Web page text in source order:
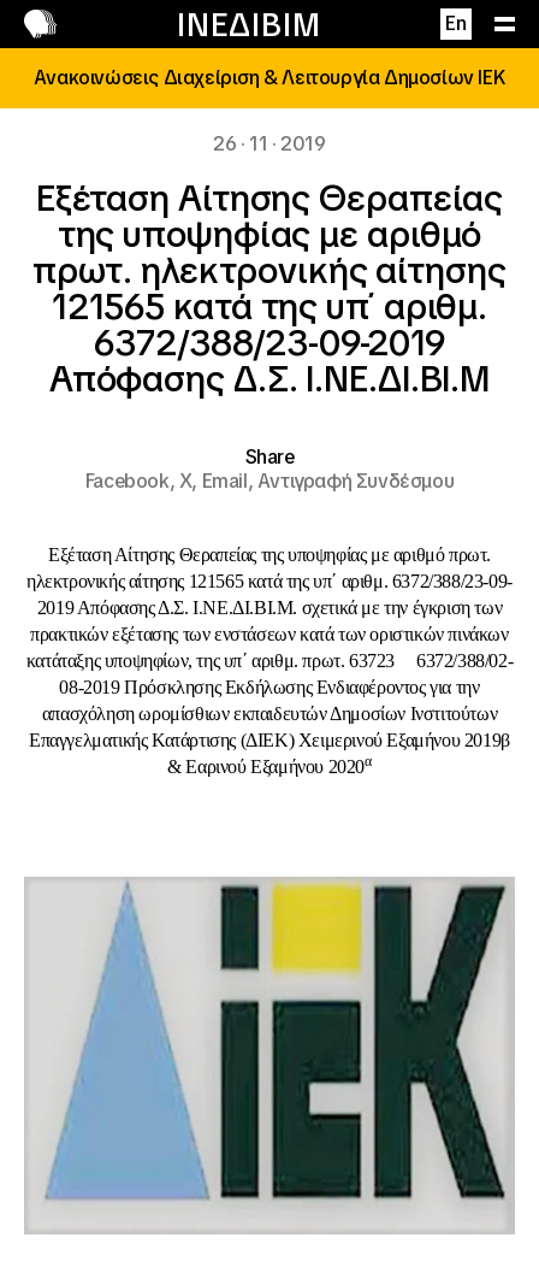
ΙΝΕΔΙΒΙΜ En
Επικοινωνία
Ανακοινώσεις Διαχείριση & Λειτουργία Δημοσίων ΙΕΚ
26 · 11 · 2019
Εξέταση Αίτησης Θεραπείας
της υποψηφίας με αριθμό
πρωτ. ηλεκτρονικής αίτησης
121565 κατά της υπ΄ αριθμ.
6372/388/23-09-2019
Απόφασης Δ.Σ. Ι.ΝΕ.ΔΙ.ΒΙ.Μ
Share
Facebook,X, Email,Αντιγραφή Συνδέσμου
Εξέταση Αίτησης Θεραπείας της υποψηφίας με αριθμό πρωτ.
ηλεκτρονικής αίτησης 121565 κατά της υπ΄ αριθμ. 6372/388/23-09-
2019 Απόφασης Δ.Σ. Ι.ΝΕ.ΔΙ.ΒΙ.Μ. σχετικά με την έγκριση των
πρακτικών εξέτασης των ενστάσεων κατά των οριστικών πινάκων
κατάταξης υποψηφίων, της υπ΄ αριθμ. πρωτ. 63723 6372/388/02-
08-2019 Πρόσκλησης Εκδήλωσης Ενδιαφέροντος για την
απασχόληση ωρομίσθιων εκπαιδευτών Δημοσίων Ινστιτούτων
Επαγγελματικής Κατάρτισης (ΔΙΕΚ) Χειμερινού Εξαμήνου 2019β
& Εαρινού Εξαμήνου 2020α